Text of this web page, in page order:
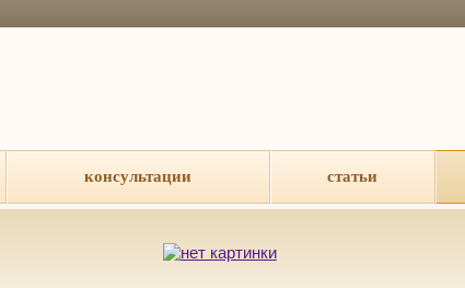
консультации статьи